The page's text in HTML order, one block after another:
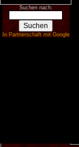
Suchen nach:
In Partnerschaft mit Google